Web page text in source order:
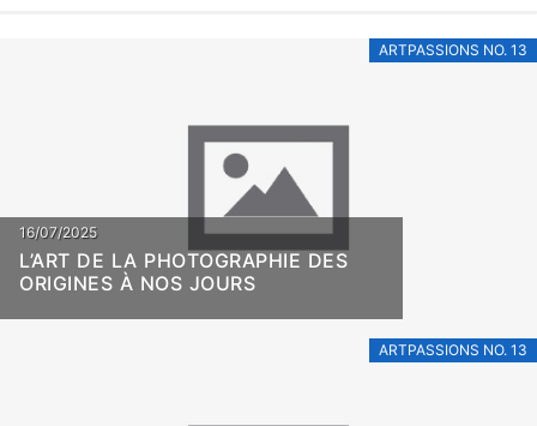
ARTPASSIONS NO. 13
16/07/2025
L’ART DE LA PHOTOGRAPHIE DES
ORIGINES À NOS JOURS
ARTPASSIONS NO. 13